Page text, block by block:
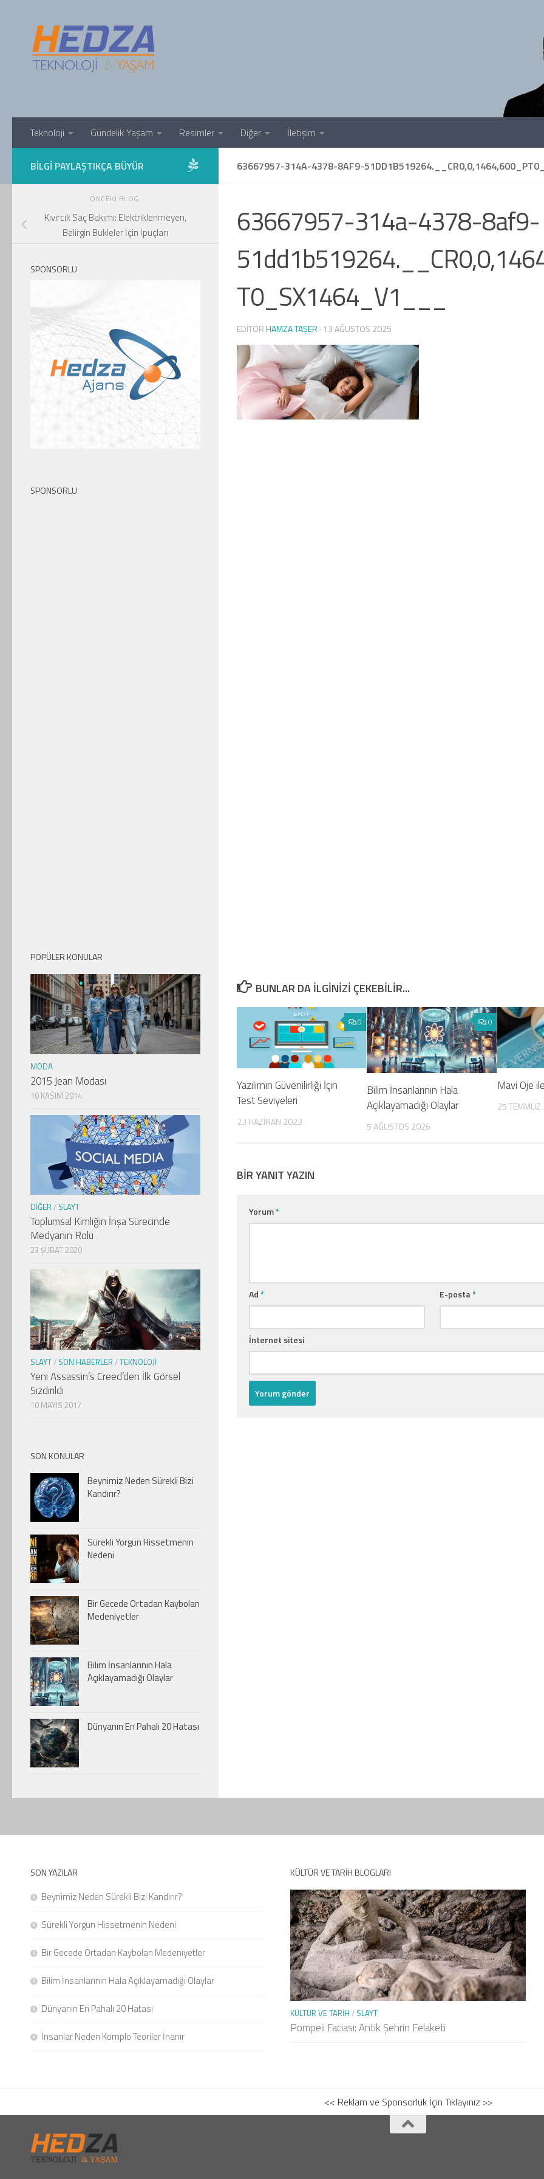
Teknoloji Gündelik Yaşam Resimler Diğer İletişim
63667957-314A-4378-8AF9-
63667957-314a-4378-8af9-
T0_SX1464_V1___
EDITÖRHAMZA TAŞER · 13 AĞUSTOS 2025
BUNLAR DA ILGINIZI ÇEKEBILIR...
0
Yazılımın Güvenilirliği İçin
Test Seviyeleri
23 HAZIRAN 2023
0
Bilim İnsanlarının Hala
Açıklayamadığı Olaylar
5 AĞUSTOS 2026
Mavi Oje
25
BIR YANIT YAZIN
Yorum*
Ad* E-posta*
İnternet sitesi
BILGI PAYLAŞTIKÇA BÜYÜR
ÖNCEKI BLOG
Kıvırcık Saç Bakımı: Elektriklenmeyen,
Belirgin Bukleler İçin İpuçları
SPONSORLU
SPONSORLU
POPÜLER KONULAR
MODA
2015 Jean Modası
10 KASIM 2014
DIĞER / SLAYT
Toplumsal Kimliğin İnşa Sürecinde
Medyanın Rolü
23 ŞUBAT 2020
SLAYT/ SON HABERLER /TEKNOLOJI
Yeni Assassin’s Creed’den İlk Görsel
Sızdırıldı
10 MAYIS 2017
SON KONULAR
Beynimiz Neden Sürekli Bizi
Kandırır?
Sürekli Yorgun Hissetmenin
Nedeni
Bir Gecede Ortadan Kaybolan
Medeniyetler
Bilim İnsanlarının Hala
Açıklayamadığı Olaylar
Dünyanın En Pahalı 20 Hatası
SON YAZILAR
Beynimiz Neden Sürekli Bizi Kandırır?
Sürekli Yorgun Hissetmenin Nedeni
Bir Gecede Ortadan Kaybolan Medeniyetler
Bilim İnsanlarının Hala Açıklayamadığı Olaylar
Dünyanın En Pahalı 20 Hatası
İnsanlar Neden Komplo Teoriler İnanır
KÜLTÜR VE TARIH BLOGLARI
KÜLTÜR VE TARIH / SLAYT
Pompeii Faciası: Antik Şehrin Felaketi
<< Reklam ve Sponsorluk İçin Tıklayınız >>